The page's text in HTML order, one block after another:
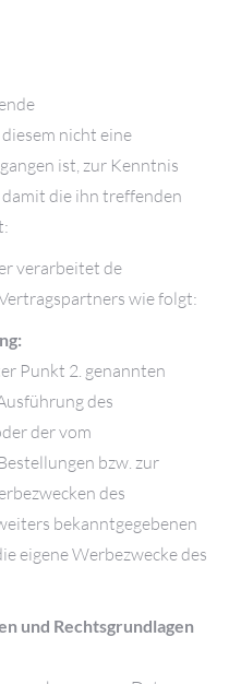
nicht eine
ist, zur Kenntnis
die ihn treffenden
verarbeitet de
wie folgt:
Punkt 2. genannten
des
der vom
bzw. zur
des
bekanntgegebenen
eigene Werbezwecke des
und Rechtsgrundlagen